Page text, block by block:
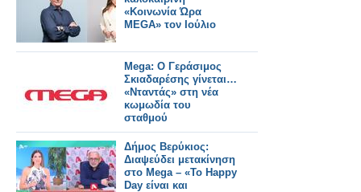
«Κοινωνία Ώρα
MEGA» τον Ιούλιο
Mega: Ο Γεράσιμος
Σκιαδαρέσης γίνεται…
«Νταντάς» στη νέα
κωμωδία του
σταθμού
Δήμος Βερύκιος:
Διαψεύδει μετακίνηση
στο Mega – «Το Happy
Day είναι και